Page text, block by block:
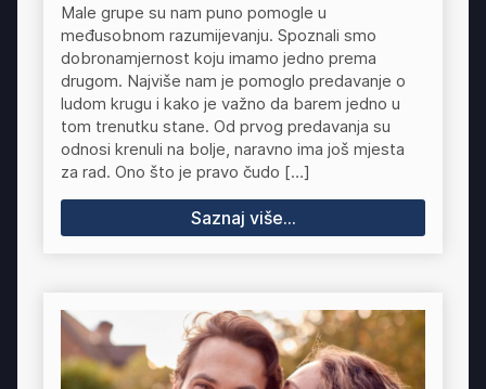
Male grupe su nam puno pomogle u
međusobnom razumijevanju. Spoznali smo
dobronamjernost koju imamo jedno prema
drugom. Najviše nam je pomoglo predavanje o
ludom krugu i kako je važno da barem jedno u
tom trenutku stane. Od prvog predavanja su
odnosi krenuli na bolje, naravno ima još mjesta
za rad. Ono što je pravo čudo […]
Saznaj više...